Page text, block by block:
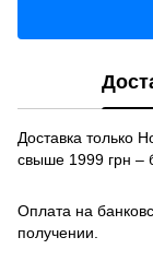
Доставка только
свыше 1999 грн –
Оплата на
получении.